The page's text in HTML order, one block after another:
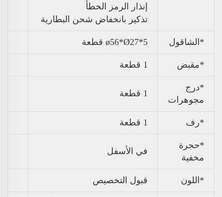
إنذار الرمز الخطأ
تذكير بانخفاض شحن البطارية
*الشاقول ø56*Ø27*5 قطعة
*مقبض 1 قطعة
*درج
مجوهرات
1 قطعة
*رف 1 قطعة
*حجرة
مخفية
في الأسفل
*اللون قبول التخصيص